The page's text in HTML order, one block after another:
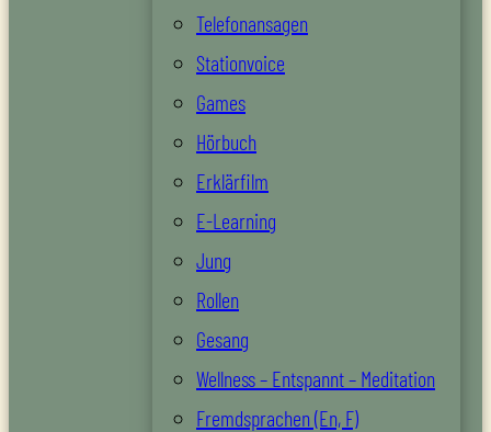
Telefonansagen
Stationvoice
Games
Hörbuch
Erklärfilm
E-Learning
Jung
Rollen
Gesang
Wellness – Entspannt – Meditation
Fremdsprachen (En, F)